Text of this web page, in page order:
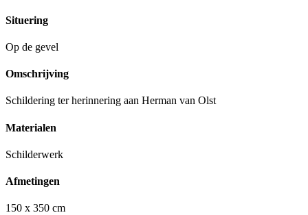
Situering
Op de gevel
Omschrijving
Schildering ter herinnering aan Herman van Olst
Materialen
Schilderwerk
Afmetingen
150 x 350 cm